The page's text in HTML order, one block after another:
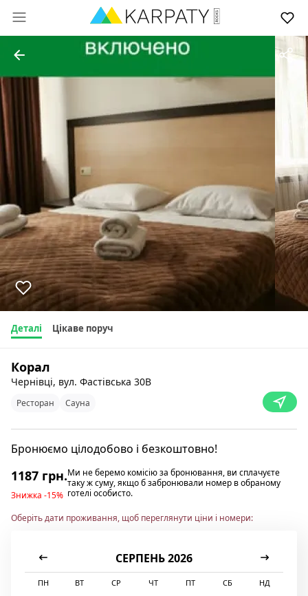
Деталі Цікаве поруч
Корал
Чернівці, вул. Фастівська 30В
Ресторан Сауна
Бронюємо цілодобово і безкоштовно!
1187 грн.
Знижка -15%
Ми не беремо комісію за бронювання, ви сплачуєте
таку ж суму, якщо б забронювали номер в обраному
готелі особисто.
Оберіть дати проживання, щоб переглянути ціни і номери:
СЕРПЕНЬ 2026
ПН ВТ СР ЧТ ПТ СБ НД